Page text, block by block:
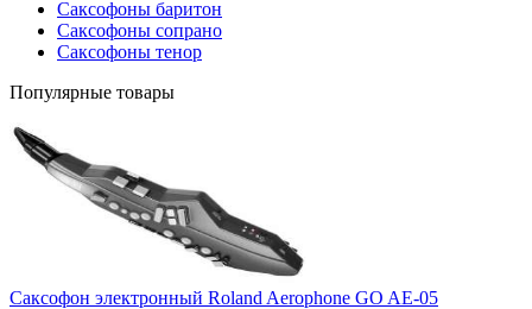
Саксофоны баритон
Саксофоны сопрано
Саксофоны тенор
Популярные товары
Саксофон электронный Roland Aerophone GO AE-05